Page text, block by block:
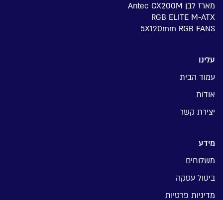
מארז לבן Antec CX200M
RGB ELITE M-ATX
5X120mm RGB FANS
עלינו
עמוד הבית
אודות
יצירת קשר
מידע
משלוחים
ביטול עסקה
מדיניות פרטיות